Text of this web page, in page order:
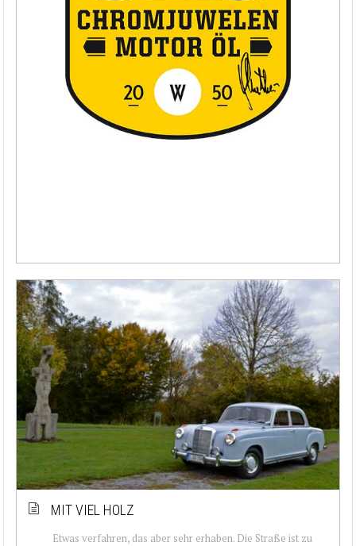
MIT VIEL HOLZ
Etwas verfahren, das aber sehr erhaben. Die Straße ist zu